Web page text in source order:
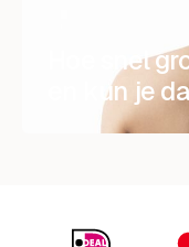
Hoe snel
en kun je